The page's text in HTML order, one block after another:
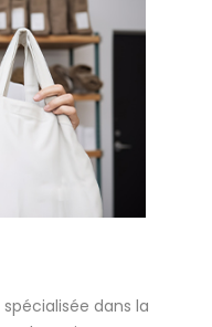
dans la